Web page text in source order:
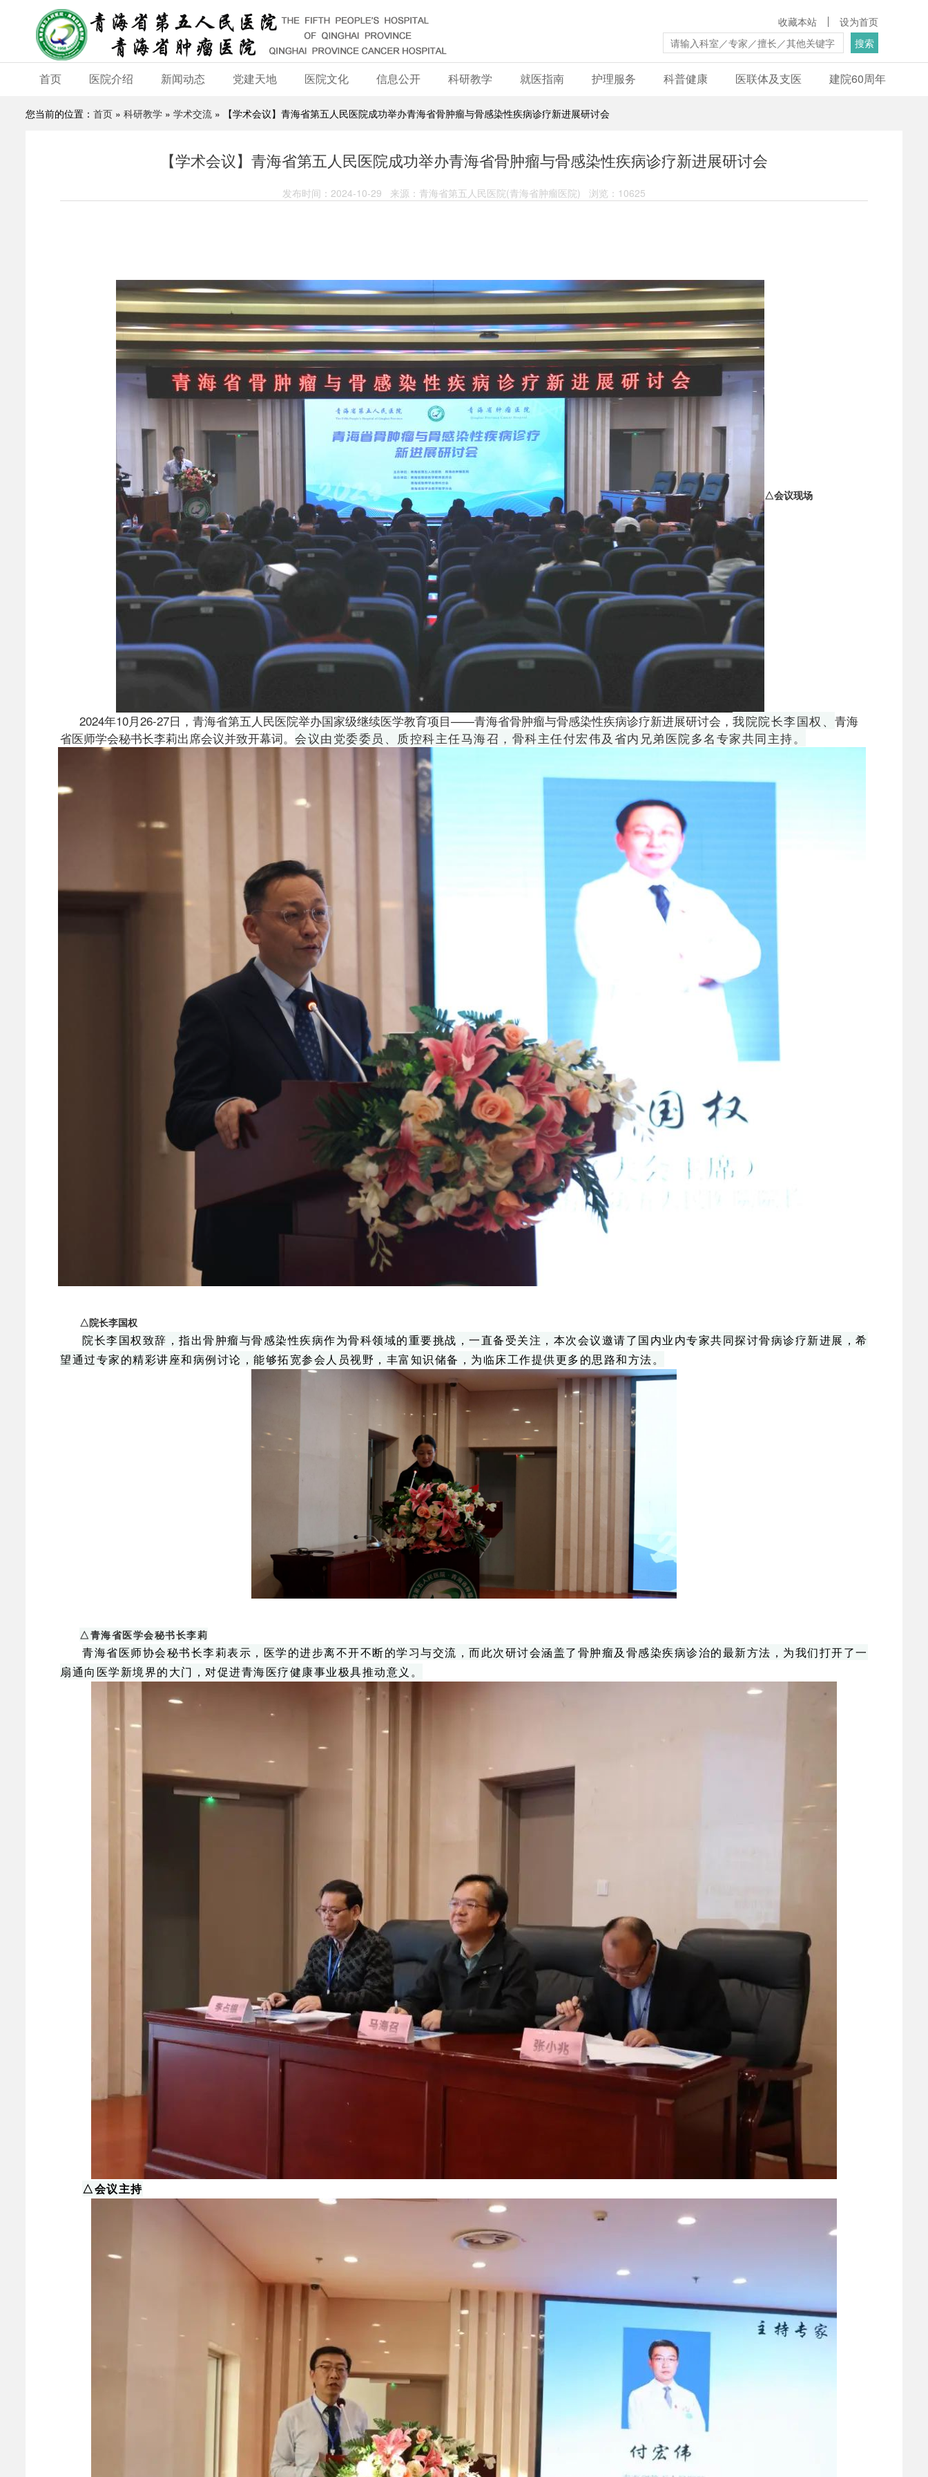
设为首页
收藏本站
搜索
首页 医院介绍 新闻动态 党建天地 医院文化 信息公开 科研教学 就医指南 护理服务 科普健康 医联体及支医 建院60周年
您当前的位置： 首页 » 科研教学 » 学术交流 » 【学术会议】青海省第五人民医院成功举办青海省骨肿瘤与骨感染性疾病诊疗新进展研讨会
【学术会议】青海省第五人民医院成功举办青海省骨肿瘤与骨感染性疾病诊疗新进展研讨会
发布时间：2024-10-29 来源：青海省第五人民医院(青海省肿瘤医院) 浏览：10625
△会议现场
2024年10月26-27日，青海省第五人民医院举办国家级继续医学教育项目——青海省骨肿瘤与骨感染性疾病诊疗新进展研讨会， 我院院长李国权、 青海
省医师学会秘书长李莉出席会议并致开幕词。 会议由党委委员、质控科主任马海召，骨科主任付宏伟及省内兄弟医院多名专家共同主持。
△院长李国权
院长李国权致辞，指出骨肿瘤与骨感染性疾病作为骨科领域的重要挑战，一直备受关注，本次会议邀请了国内业内专家共同探讨骨病诊疗新进展，希
望通过专家的精彩讲座和病例讨论，能够拓宽参会人员视野，丰富知识储备，为临床工作提供更多的思路和方法。
△青海省医学会秘书长李莉
青海省医师协会秘书长李莉表示，医学的进步离不开不断的学习与交流，而此次研讨会涵盖了骨肿瘤及骨感染疾病诊治的最新方法，为我们打开了一
扇通向医学新境界的大门，对促进青海医疗健康事业极具推动意义。
△会议主持